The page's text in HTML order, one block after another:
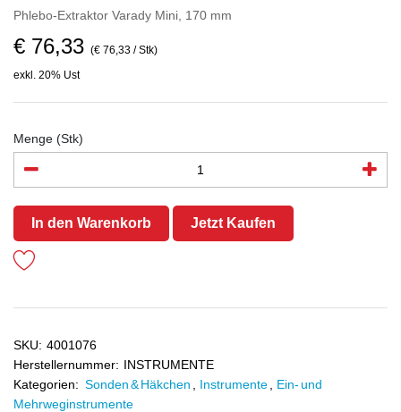
Phlebo-Extraktor Varady Mini, 170 mm
€ 76,33 (€ 76,33 / Stk)
exkl. 20% Ust
Menge (Stk)
In den Warenkorb Jetzt Kaufen
SKU: 4001076
Herstellernummer: INSTRUMENTE
Kategorien: Sonden & Häkchen Instrumente
Ein- und
Mehrweginstrumente